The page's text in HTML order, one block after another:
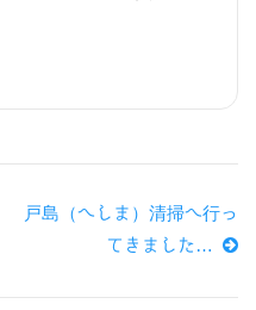
戸島（へしま）清掃へ行っ
てきました…